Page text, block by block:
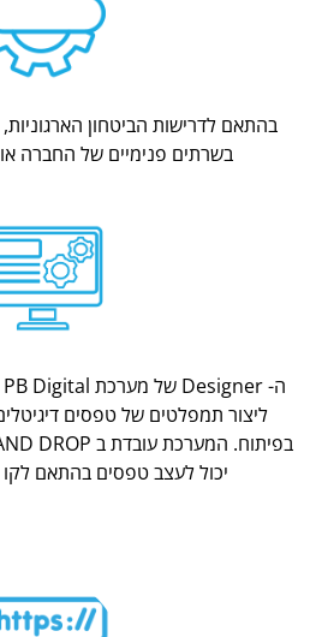
בהתאם לדרישות הביטחון
בשרתים פנימיים של החברה או
ליצור תמפלטים של טפסים
יכול לעצב טפסים בהתאם לקו